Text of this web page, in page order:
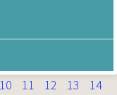
10 11 12 13
14